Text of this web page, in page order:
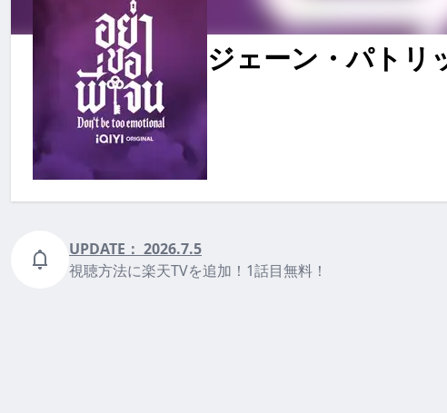
ジェーン・パト
ジェーン・パトリックの功罪
UPDATE： 2026.7.5
視聴方法に楽天TVを追加！1話目無料！